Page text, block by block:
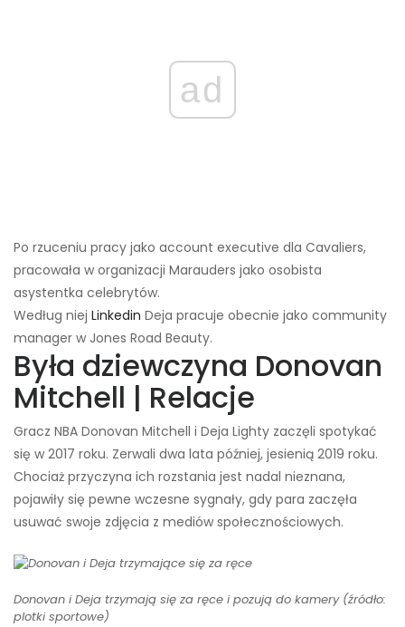
ad
Po rzuceniu pracy jako account executive dla Cavaliers,
pracowała w organizacji Marauders jako osobista
asystentka celebrytów.
Według niej Linkedin Deja pracuje obecnie jako community
manager w Jones Road Beauty.
Była dziewczyna Donovan
Mitchell | Relacje
Gracz NBA Donovan Mitchell i Deja Lighty zaczęli spotykać
się w 2017 roku. Zerwali dwa lata później, jesienią 2019 roku.
Chociaż przyczyna ich rozstania jest nadal nieznana,
pojawiły się pewne wczesne sygnały, gdy para zaczęła
usuwać swoje zdjęcia z mediów społecznościowych.
Donovan i Deja trzymają się za ręce i pozują do kamery (źródło:
plotki sportowe)